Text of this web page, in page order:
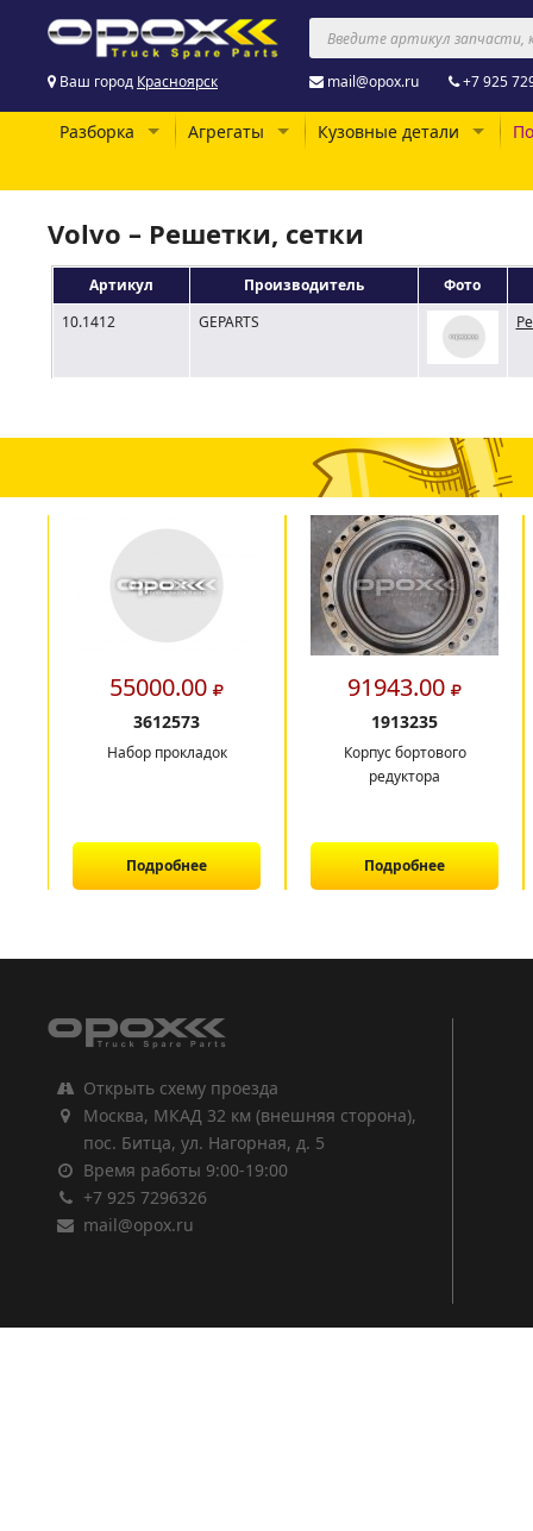
Ваш город Красноярск mail@opox.ru +7 925
Разборка Агрегаты Кузовные детали
Volvo – Решетки, сетки
Артикул Производитель
Фото
10.1412
GEPARTS
55000.00
3612573
Набор прокладок
Подробнее
91943.00
1913235
Корпус бортового
редуктора
Подробнее
Открыть схему проезда
Москва, МКАД 32 км (внешняя сторона),
пос. Битца, ул. Нагорная, д. 5
Время работы 9:00-19:00
+7 925 7296326
mail@opox.ru